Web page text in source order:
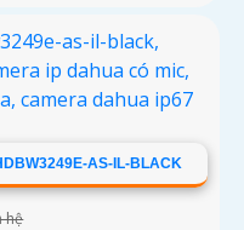
AS-IL-BLACK
hệ